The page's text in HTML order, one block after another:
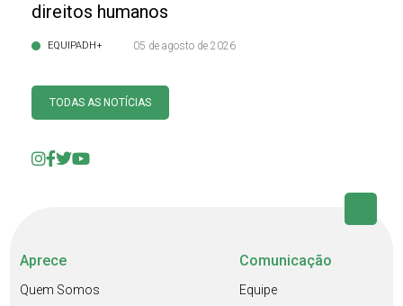
direitos humanos
EQUIPADH+ 05 de agosto de 2026
TODAS AS NOTÍCIAS
Aprece
Quem Somos
Comunicação
Equipe